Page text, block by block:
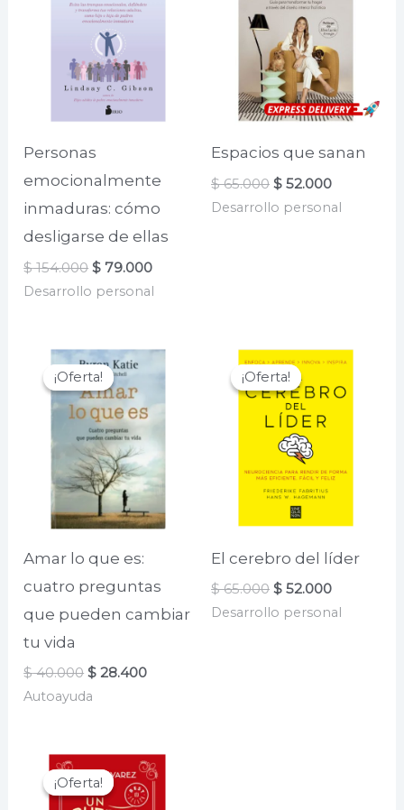
Personas
emocionalmente
inmaduras: cómo
desligarse de ellas
$154.000 El
original
$ 79.000El
precio
actual
Desarrollo personal
Espacios que sanan
$65.000 El
original
$ 52.000El
precio
actual
Desarrollo personal
¡Oferta!
¡Oferta!
Amar lo que es:
cuatro preguntas
que pueden cambiar
tu vida
$40.000 El
original
$ 28.400El
Autoayuda
¡Oferta!
¡Oferta!
El cerebro del líder
$65.000 El
original
$ 52.000El
precio
actual
Desarrollo personal
¡Oferta!
¡Oferta!